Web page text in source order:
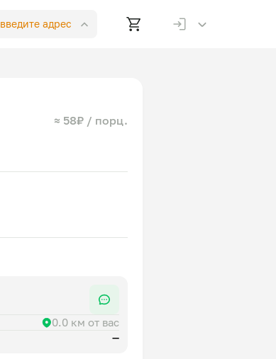
введите адрес
≈ 58₽ / порц.
0.0 км от вас
—